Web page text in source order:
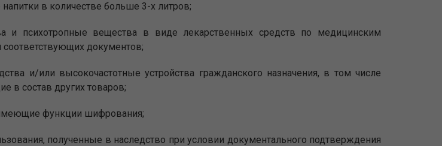
в количестве больше 3-х литров;
и психотропные вещества в виде лекарственных средств по медицинским
соответствующих документов;
и/или высокочастотные устройства гражданского назначения, в том числе
в состав других товаров;
функции шифрования;
полученные в наследство при условии документального подтверждения